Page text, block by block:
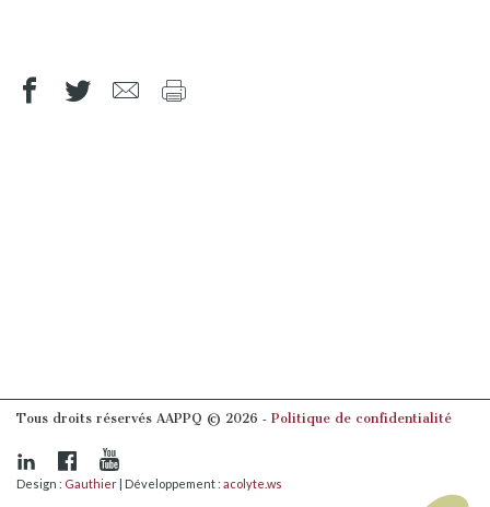
Tous droits réservés AAPPQ © 2026 ‐ Politique de confidentialité
Design : Gauthier | Développement : acolyte.ws